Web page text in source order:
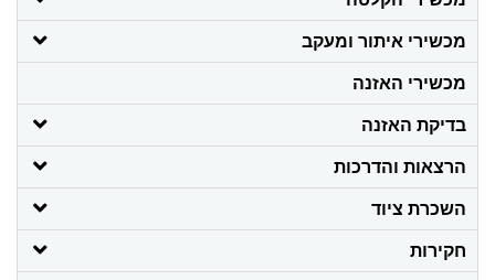
מכשירי איתור ומעקב
מכשירי האזנה
בדיקת האזנה
הרצאות והדרכות
השכרת ציוד
חקירות